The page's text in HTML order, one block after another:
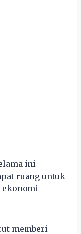
ini
ruang untuk
ekonomi
memberi